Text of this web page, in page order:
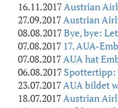
16.11.2017Austrian
27.09.2017Austrian
08.08.2017Bye, bye:
07.08.2017 17. AUA-
07.08.2017AUA hat
06.08.2017 Spottertipp:
23.07.2017AUA bildet
18.07.2017Austrian